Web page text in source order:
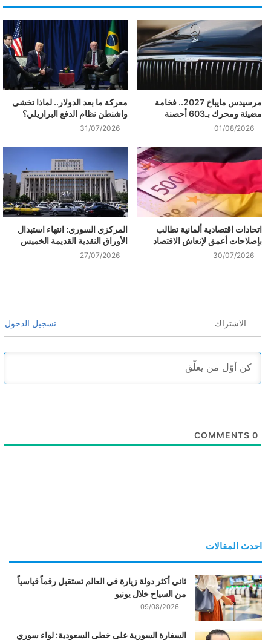
مرسيدس مايباخ 2027.. فخامة
مضيئة ومحرك بـ603 أحصنة
01/08/2026
معركة ما بعد الدولار.. لماذا تخشى
واشنطن نظام الدفع البرازيلي؟
31/07/2026
اتحادات اقتصادية ألمانية تطالب
بإصلاحات أعمق لإنعاش الاقتصاد
30/07/2026
المركزي السوري: انتهاء استبدال
الأوراق النقدية القديمة الخميس
27/07/2026
الاشتراك تسجيل الدخول
0
احدث المقالات
ثاني أكثر دولة زيارة في العالم تستقبل رقماً قياسياً
من السياح خلال يونيو
09/08/2026
السفارة السورية على خطى السعودية: لواء سوري